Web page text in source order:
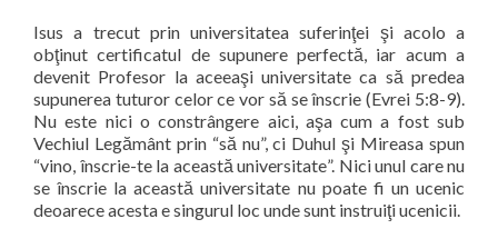
Isus a trecut prin universitatea suferinţei şi acolo a
obţinut certificatul de supunere perfectă, iar acum a
devenit Profesor la aceeaşi universitate ca să predea
supunerea tuturor celor ce vor să se înscrie (Evrei 5:8-9).
Nu este nici o constrângere aici, aşa cum a fost sub
Vechiul Legământ prin “să nu”, ci Duhul şi Mireasa spun
“vino, înscrie-te la această universitate”. Nici unul care nu
se înscrie la această universitate nu poate fi un ucenic
deoarece acesta e singurul loc unde sunt instruiţi ucenicii.